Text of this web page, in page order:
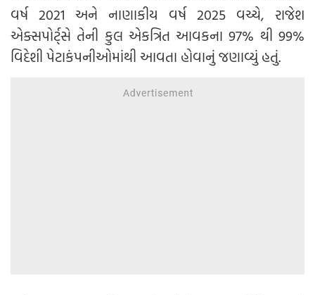
વર્ષ 2021 અને નાણાકીય વર્ષ 2025 વચ્ચે, રાજેશ
એક્સપોર્ટ્સે તેની કુલ એકત્રિત આવકના 97% થી 99%
વિદેશી પેટાકંપનીઓમાંથી આવતા હોવાનું જણાવ્યું હતું.